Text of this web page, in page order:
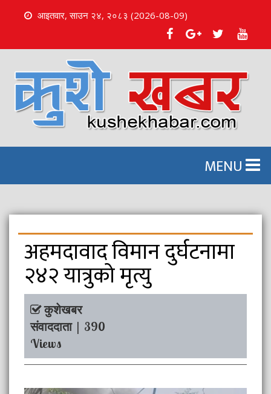
आइतवार, साउन २४, २०८३ (2026-08-09)
o
e
MENU
अहमदावाद विमान दुर्घटनामा
२४२ यात्रुको मृत्यु
कुशेखबर
संवाददाता | 390
Views